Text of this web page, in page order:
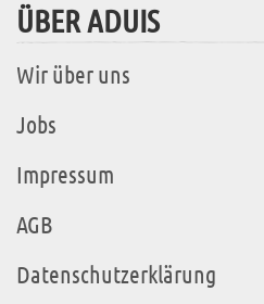
ÜBER ADUIS
Wir über uns
Jobs
Impressum
AGB
Datenschutzerklärung